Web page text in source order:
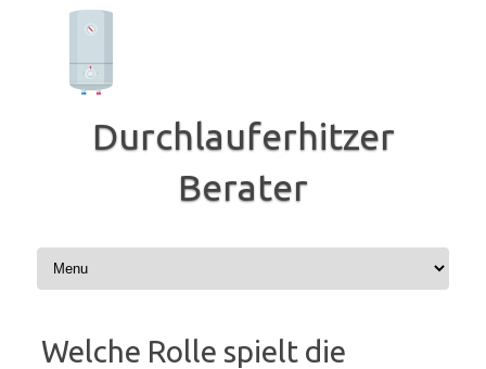
Durchlauferhitzer
Berater
Welche Rolle spielt die